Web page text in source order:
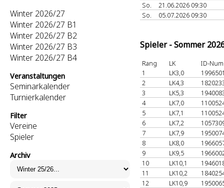
Winter 2026/27
Winter 2026/27 B1
Winter 2026/27 B2
Winter 2026/27 B3
Winter 2026/27 B4
Veranstaltungen
Seminarkalender
Turnierkalender
Filter
Vereine
Spieler
Archiv
So.
21.06.2026 09:30
So.
05.07.2026 09:30
Spieler - Sommer
Rang LK
ID-
1
LK3,0
2
LK4,3
3
LK5,3
4
LK7,0
5
LK7,1
6
LK7,2
7
LK7,9
8
LK8,0
9
LK9,5
10
LK10,1
11
LK10,2
12
LK10,9